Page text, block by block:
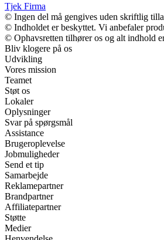
Tjek Firma
© Ingen del må gengives uden skriftlig
© Indholdet er beskyttet. Vi anbefaler
© Ophavsretten tilhører os og alt indhold
Bliv klogere på os
Udvikling
Vores mission
Teamet
Støt os
Lokaler
Oplysninger
Svar på spørgsmål
Assistance
Brugeroplevelse
Jobmuligheder
Send et tip
Samarbejde
Reklamepartner
Brandpartner
Affiliatepartner
Støtte
Medier